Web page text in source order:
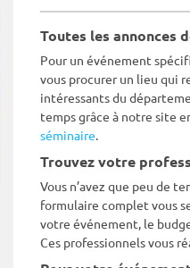
Toutes les annonces
Pour un événement
vous procurer un lieu qui
intéressants du
temps grâce à notre site
séminaire.
Trouvez votre
Vous n’avez que peu de
formulaire complet vous
votre événement, le
Ces professionnels vous